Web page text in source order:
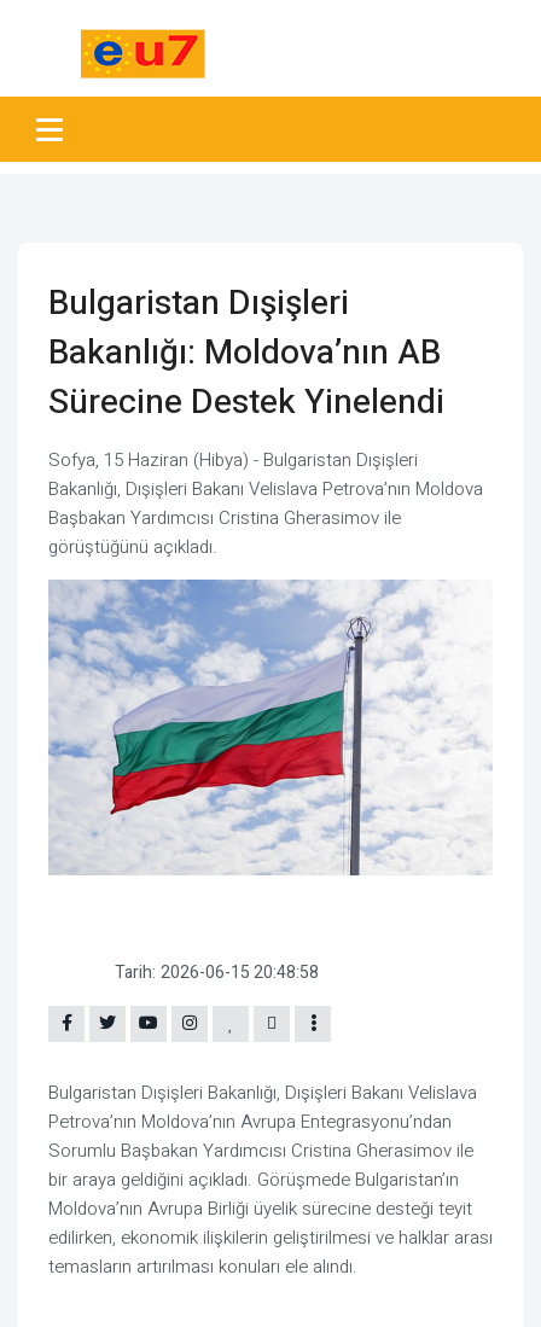
Bulgaristan Dışişleri
Bakanlığı: Moldova’nın AB
Sürecine Destek Yinelendi
Sofya, 15 Haziran (Hibya) - Bulgaristan Dışişleri
Bakanlığı, Dışişleri Bakanı Velislava Petrova’nın Moldova
Başbakan Yardımcısı Cristina Gherasimov ile
görüştüğünü açıkladı.
Tarih: 2026-06-15 20:48:58
Bulgaristan Dışişleri Bakanlığı, Dışişleri Bakanı Velislava
Petrova’nın Moldova’nın Avrupa Entegrasyonu’ndan
Sorumlu Başbakan Yardımcısı Cristina Gherasimov ile
bir araya geldiğini açıkladı. Görüşmede Bulgaristan’ın
Moldova’nın Avrupa Birliği üyelik sürecine desteği teyit
edilirken, ekonomik ilişkilerin geliştirilmesi ve halklar arası
temasların artırılması konuları ele alındı.